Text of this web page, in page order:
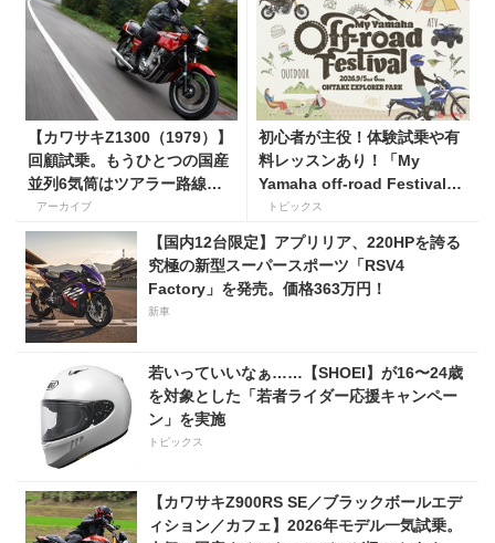
【カワサキZ1300（1979）】
回顧試乗。もうひとつの国産
並列6気筒はツアラー路線で
生き残った
アーカイブ
初心者が主役！体験試乗や有
料レッスンあり！「My
Yamaha off-road Festival」
を9月5日・6日にオンタケエ
クスプローラーパークで実
施！
トピックス
【国内12台限定】アプリリア、220HPを誇る
究極の新型スーパースポーツ「RSV4
Factory」を発売。価格363万円！
新車
若いっていいなぁ……【SHOEI】が16〜24歳
を対象とした「若者ライダー応援キャンペー
ン」を実施
トピックス
【カワサキZ900RS SE／ブラックボールエデ
ィション／カフェ】2026年モデル一気試乗。